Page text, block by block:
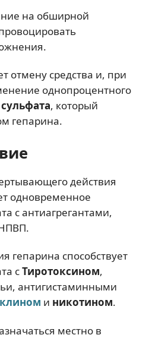
на обширной
отмену средства и, при
однопроцентного
, который
гепарина.
действия
одновременное
с антиагрегантами,
гепарина способствует
сТиротоксином,
антигистаминными
и никотином.
местно в